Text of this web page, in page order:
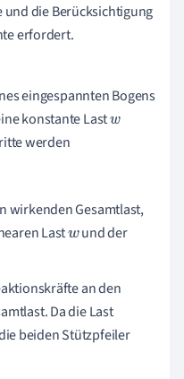
und die Berücksichtigung
erfordert.
eingespannten Bogens
konstante Lastw
werden
wirkenden Gesamtlast,
Lastwund der
an den
Da die Last
beiden Stützpfeiler